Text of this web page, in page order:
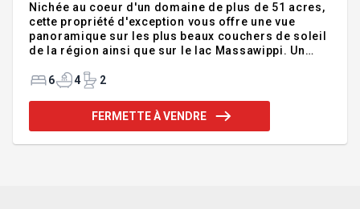
Nichée au coeur d'un domaine de plus de 51 acres,
cette propriété d'exception vous offre une vue
panoramique sur les plus beaux couchers de soleil
de la région ainsi que sur le lac Massawippi. Un
luxe. À l'extérieur, un terrain d'une beauté rare
avec quai en bois, une grange restaurée, un
poulailler, un enclos pour cheval, un garage triple
6 4 2
FERMETTE À VENDRE